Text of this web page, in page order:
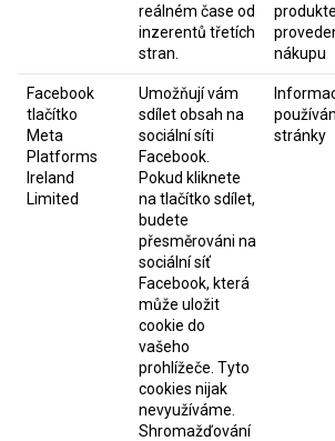
reálném čase od
inzerentů třetích
stran.
nákupu
Facebook
tlačítko
Meta
Platforms
Ireland
Limited
Umožňují vám
sdílet obsah na
sociální síti
Facebook.
Pokud kliknete
na tlačítko sdílet,
budete
přesměrováni na
sociální síť
Facebook, která
může uložit
cookie do
vašeho
prohlížeče. Tyto
cookies nijak
nevyužíváme.
Shromažďování
stránky